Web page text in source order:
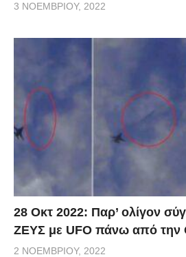
3 ΝΟΕΜΒΡΊΟΥ, 2022
28 Οκτ 2022: Παρ’ ολίγον
ΖΕΥΣ με UFO πάνω από την
2 ΝΟΕΜΒΡΊΟΥ, 2022